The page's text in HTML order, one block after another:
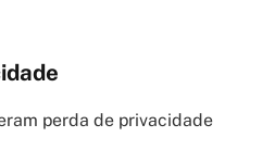
perda de privacidade